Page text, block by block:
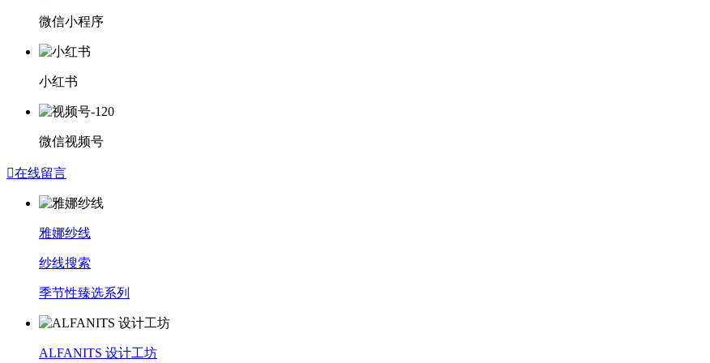
微信小程序
小红书
微信视频号
在线留言
雅娜纱线
纱线搜索
季节性臻选系列
ALFANITS 设计工坊